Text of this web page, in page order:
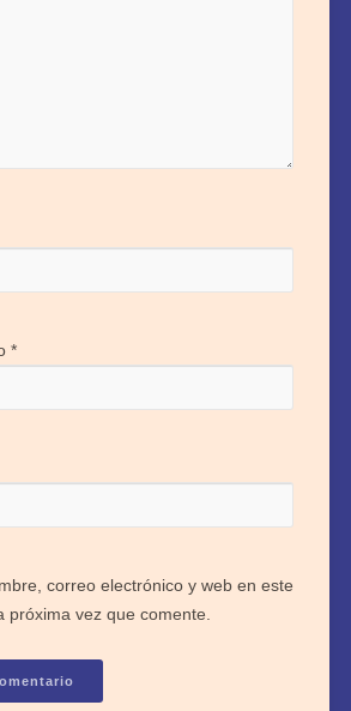
*
correo electrónico y web en este
próxima vez que comente.